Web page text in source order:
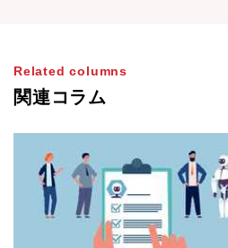
Related columns
関連コラム